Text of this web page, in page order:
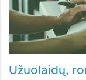
Užuolaidų,